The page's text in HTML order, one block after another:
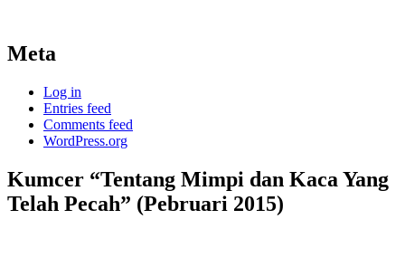
Meta
Log in
Entries feed
Comments feed
WordPress.org
Kumcer “Tentang Mimpi dan Kaca Yang
Telah Pecah” (Pebruari 2015)